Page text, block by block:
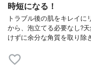
時短になる！
トラブル後の肌をキレイに
から、泡立てる必要なし?
けずに余分な角質を取り除